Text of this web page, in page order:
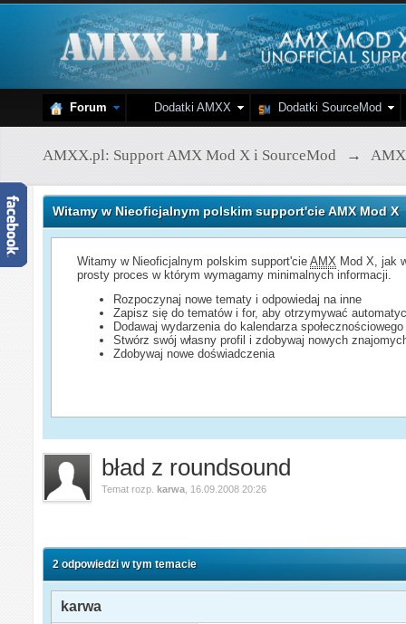
Forum Dodatki AMXX Dodatki SourceMod
AMXX.pl: Support AMX Mod X i SourceMod →
Witamy w Nieoficjalnym polskim support'cie AMX Mod X
Witamy w Nieoficjalnym polskim support'cieAMX Mod X, jak
prosty proces w którym wymagamy minimalnych informacji.
Rozpoczynaj nowe tematy i odpowiedaj na inne
Zapisz się do tematów i for, aby otrzymywać
Dodawaj wydarzenia do kalendarza społecznościowego
Stwórz swój własny profil i zdobywaj nowych
Zdobywaj nowe doświadczenia
bład z roundsound
Temat rozp. karwa 16.09.2008 20:26
2 odpowiedzi w tym temacie
karwa